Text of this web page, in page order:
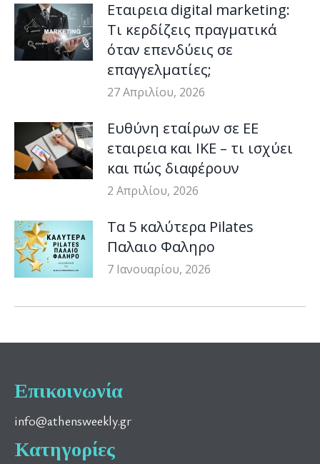
Εταιρεια digital marketing:
Τι κερδίζεις πραγματικά
όταν επενδύεις σε
επαγγελματίες;
27 Απριλίου, 2026
Ευθύνη εταίρων σε ΕΕ
εταιρεια και ΙΚΕ – τι ισχύει
και πώς διαφέρουν
2 Απριλίου, 2026
Τα 5 καλύτερα Pilates
Παλαιο Φαληρο
7 Ιανουαρίου, 2026
Επικοινωνία
info@athensweekly.gr
Κατηγορίες